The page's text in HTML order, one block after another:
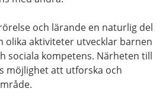
och lärande en naturlig del
olika aktiviteter utvecklar barnen
sociala kompetens. Närheten till
möjlighet att utforska och